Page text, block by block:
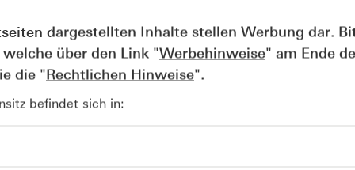
Ein Koeffizient von
sagt aus, dass der
Aufwärtstrend hinweisen könnte. Ähnlich wie bei
des Basiswerts innerhalb des
sich imoberen rechten Quadranten
die Titel, für die
auch gemessen am kürzerfristigen Momentum
in die Karten. Fehlt dagegen eine gewisse
die Aussagekraft der beiden Konzeptionen.
dargestellten Inhalte stellen Werbung dar.
über den Link "Werbehinweise" am Ende
die "Rechtlichen Hinweise".
befindet sich in: